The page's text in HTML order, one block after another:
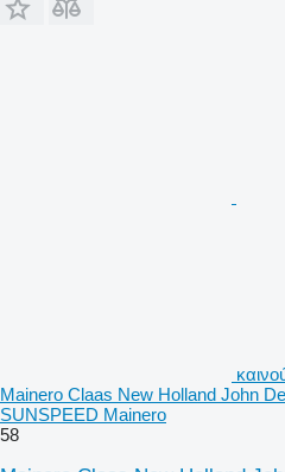
Mainero Claas New Holland John
SUNSPEED Mainero
58